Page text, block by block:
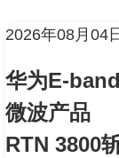
2026年08月04
华为E-
微波产品
RTN 3800